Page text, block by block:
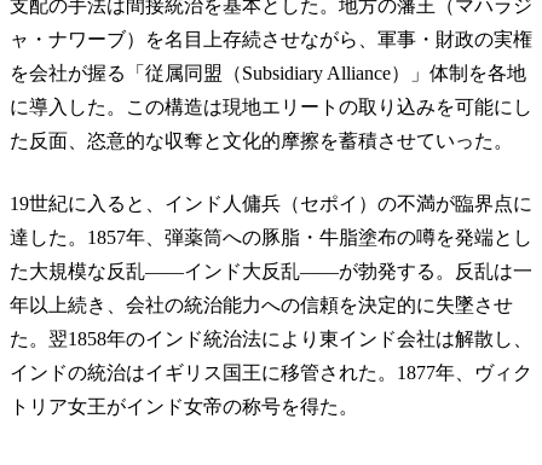
支配の手法は間接統治を基本とした。地方の藩王（マハラジ
ャ・ナワーブ）を名目上存続させながら、軍事・財政の実権
を会社が握る「従属同盟（Subsidiary Alliance）」体制を各地
に導入した。この構造は現地エリートの取り込みを可能にし
た反面、恣意的な収奪と文化的摩擦を蓄積させていった。
19世紀に入ると、インド人傭兵（セポイ）の不満が臨界点に
達した。1857年、弾薬筒への豚脂・牛脂塗布の噂を発端とし
た大規模な反乱——インド大反乱——が勃発する。反乱は一
年以上続き、会社の統治能力への信頼を決定的に失墜させ
た。翌1858年のインド統治法により東インド会社は解散し、
インドの統治はイギリス国王に移管された。1877年、ヴィク
トリア女王がインド女帝の称号を得た。